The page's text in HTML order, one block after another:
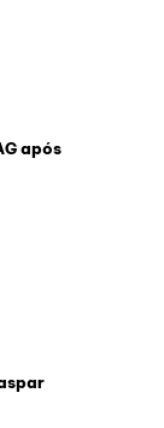
após